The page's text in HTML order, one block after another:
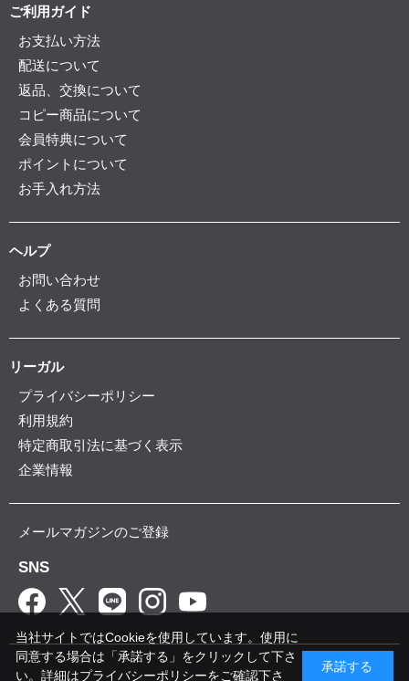
ご利用ガイド
お支払い方法
配送について
返品、交換について
コピー商品について
会員特典について
ポイントについて
お手入れ方法
ヘルプ
お問い合わせ
よくある質問
リーガル
プライバシーポリシー
利用規約
特定商取引法に基づく表示
企業情報
メールマガジンのご登録
SNS
当社サイトではCookieを使用しています。使用に
同意する場合は「承諾する」をクリックして下さ
い。詳細はプライバシーポリシーをご確認下さ
承諾する